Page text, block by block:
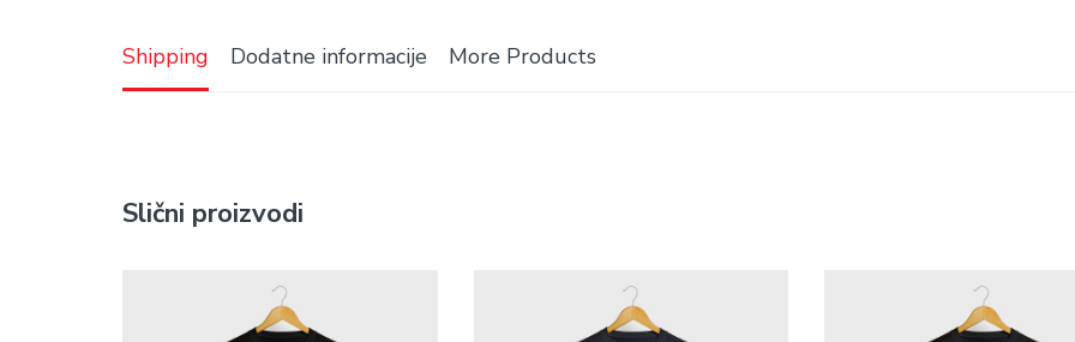
Shipping Dodatne informacije More Products
Slični proizvodi